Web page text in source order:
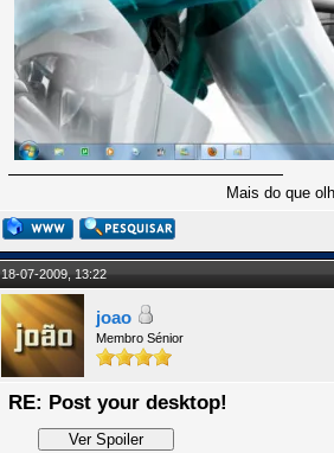
Mais do que
18-07-2009, 13:22
joao
Membro Sénior
RE: Post your desktop!